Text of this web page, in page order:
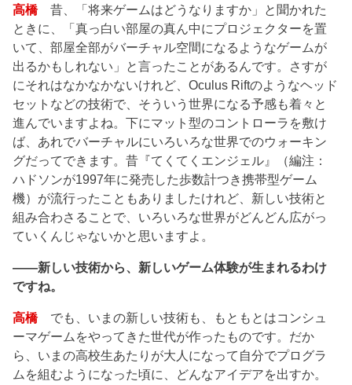
高橋昔、「将来ゲームはどうなりますか」と聞かれた
ときに、「真っ白い部屋の真ん中にプロジェクターを置
いて、部屋全部がバーチャル空間になるようなゲームが
出るかもしれない」と言ったことがあるんです。さすが
にそれはなかなかないけれど、Oculus Riftのようなヘッド
セットなどの技術で、そういう世界になる予感も着々と
進んでいますよね。下にマット型のコントローラを敷け
ば、あれでバーチャルにいろいろな世界でのウォーキン
グだってできます。昔『てくてくエンジェル』（編注：
ハドソンが1997年に発売した歩数計つき携帯型ゲーム
機）が流行ったこともありましたけれど、新しい技術と
組み合わさることで、いろいろな世界がどんどん広がっ
ていくんじゃないかと思いますよ。
――新しい技術から、新しいゲーム体験が生まれるわけ
ですね。
高橋でも、いまの新しい技術も、もともとはコンシュ
ーマゲームをやってきた世代が作ったものです。だか
ら、いまの高校生あたりが大人になって自分でプログラ
ムを組むようになった頃に、どんなアイデアを出すか。